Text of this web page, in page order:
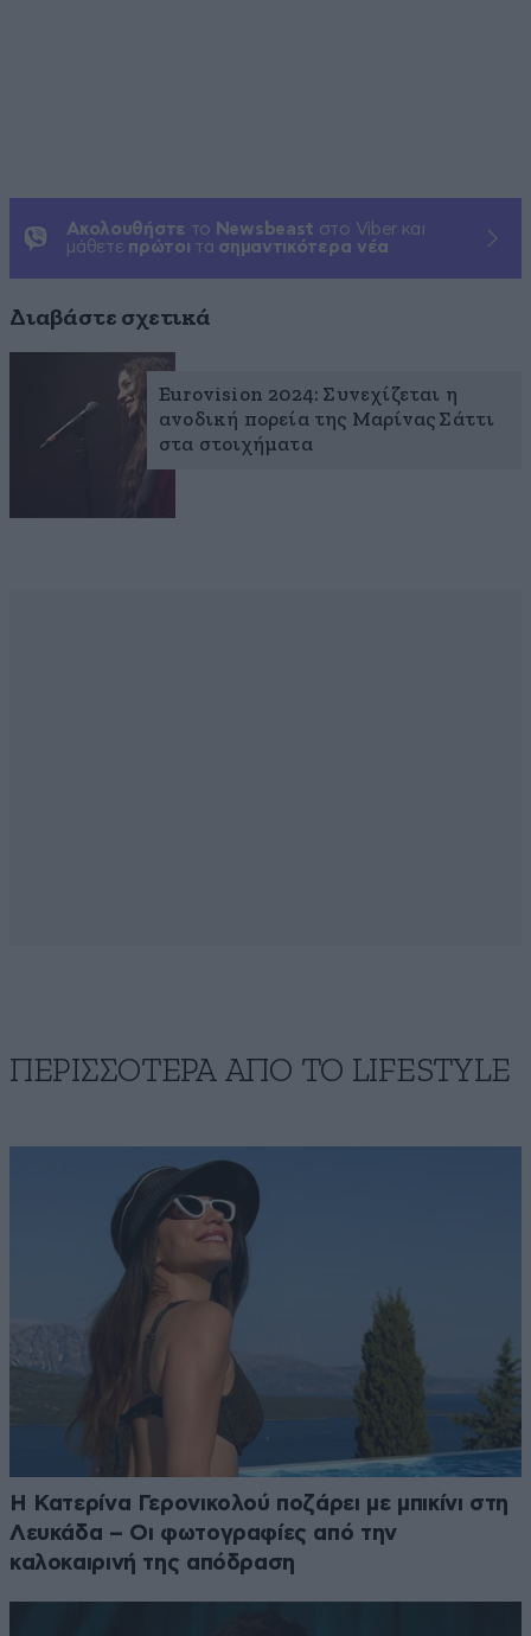
Ακολουθήστε το Newsbeast στο Viber και
μάθετε πρώτοι τα σημαντικότερα νέα
Διαβάστε σχετικά
Eurovision 2024: Συνεχίζεται η
ανοδική πορεία της Μαρίνας Σάττι
στα στοιχήματα
ΠΕΡΙΣΣΟΤΕΡΑ ΑΠΟ ΤΟ LIFESTYLE
Η Κατερίνα Γερονικολού ποζάρει με μπικίνι στη
Λευκάδα – Οι φωτογραφίες από την
καλοκαιρινή της απόδραση